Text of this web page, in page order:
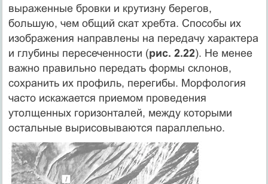
выраженные бровки и крутизну берегов,
большую, чем общий скат хребта. Способы их
изображения направлены на передачу характера
и глубины пересеченности (рис. 2.22). Не менее
важно правильно передать формы склонов,
сохранить их профиль, перегибы. Морфология
часто искажается приемом проведения
утолщенных горизонталей, между которыми
остальные вырисовываются параллельно.